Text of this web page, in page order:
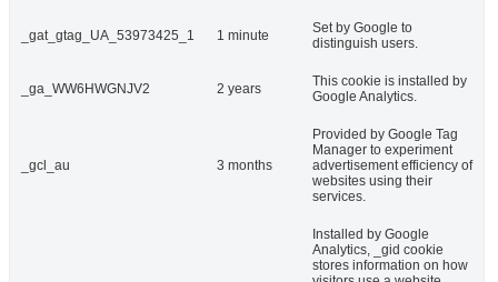
_gat_gtag_UA_53973425_1 1 minute
Set by Google to
distinguish users.
_ga_WW6HWGNJV2 2 years
This cookie is installed by
Google Analytics.
_gcl_au 3 months
Provided by Google Tag
Manager to experiment
advertisement efficiency of
websites using their
services.
Installed by Google
Analytics, _gid cookie
stores information on how